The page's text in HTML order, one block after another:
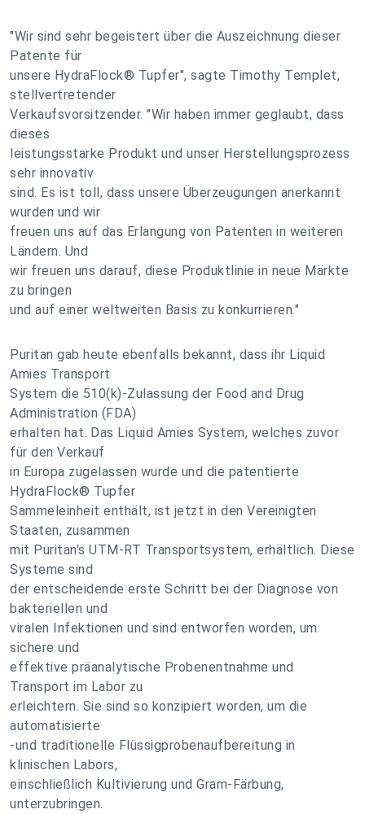
"Wir sind sehr begeistert über die Auszeichnung dieser
Patente für
unsere HydraFlock® Tupfer", sagte Timothy Templet,
stellvertretender
Verkaufsvorsitzender. "Wir haben immer geglaubt, dass
dieses
leistungsstarke Produkt und unser Herstellungsprozess
sehr innovativ
sind. Es ist toll, dass unsere Überzeugungen anerkannt
wurden und wir
freuen uns auf das Erlangung von Patenten in weiteren
Ländern. Und
wir freuen uns darauf, diese Produktlinie in neue Märkte
zu bringen
und auf einer weltweiten Basis zu konkurrieren."
Puritan gab heute ebenfalls bekannt, dass ihr Liquid
Amies Transport
System die 510(k)-Zulassung der Food and Drug
Administration (FDA)
erhalten hat. Das Liquid Amies System, welches zuvor
für den Verkauf
in Europa zugelassen wurde und die patentierte
HydraFlock® Tupfer
Sammeleinheit enthält, ist jetzt in den Vereinigten
Staaten, zusammen
mit Puritan's UTM-RT Transportsystem, erhältlich. Diese
Systeme sind
der entscheidende erste Schritt bei der Diagnose von
bakteriellen und
viralen Infektionen und sind entworfen worden, um
sichere und
effektive präanalytische Probenentnahme und
Transport im Labor zu
erleichtern. Sie sind so konzipiert worden, um die
automatisierte
-und traditionelle Flüssigprobenaufbereitung in
klinischen Labors,
einschließlich Kultivierung und Gram-Färbung,
unterzubringen.